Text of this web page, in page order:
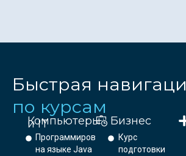
Быстрая
по курсам
Компьютеры
и IT
Программирование
на языке Java
Бизнес
Курс
подготовки